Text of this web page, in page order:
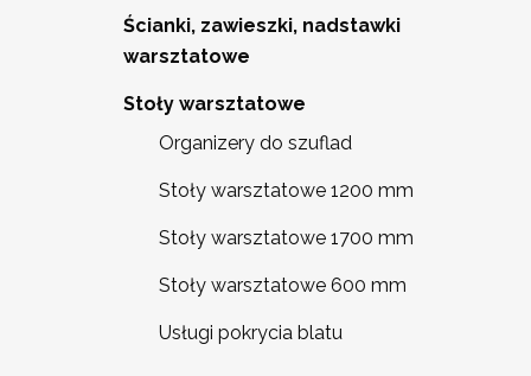
Ścianki, zawieszki, nadstawki
warsztatowe
Stoły warsztatowe
Organizery do szuflad
Stoły warsztatowe 1200 mm
Stoły warsztatowe 1700 mm
Stoły warsztatowe 600 mm
Usługi pokrycia blatu